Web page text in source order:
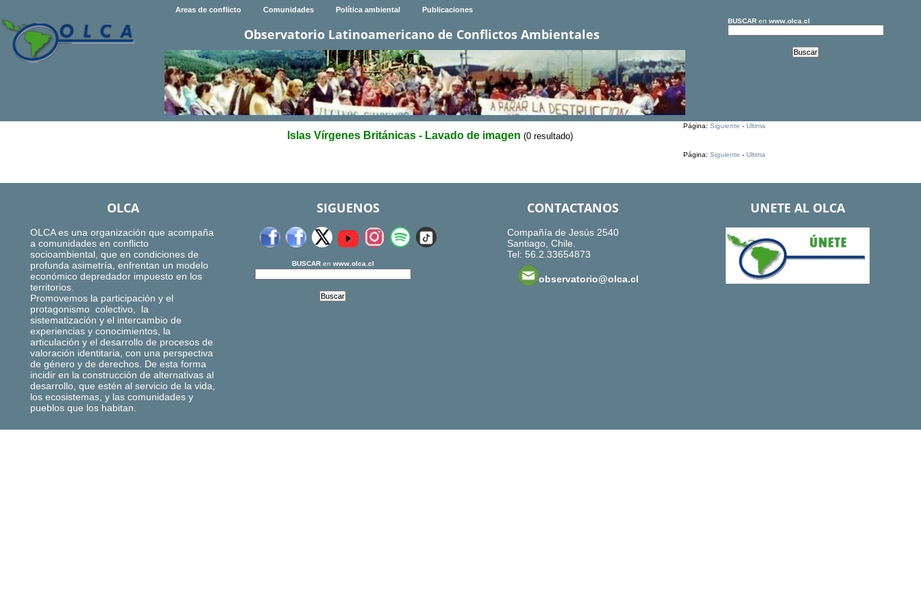
Areas de conflicto Comunidades Política ambiental Publicaciones
Observatorio Latinoamericano de Conflictos Ambientales
BUSCARen www.olca.cl
Página: Siguiente - Ultima
Islas Vírgenes Británicas - Lavado de imagen (0 resultado)
Página: Siguiente - Ultima
OLCA
OLCA es una organización que acompaña
a comunidades en conflicto
socioambiental, que en condiciones de
profunda asimetría, enfrentan un modelo
económico depredador impuesto en los
territorios.
Promovemos la participación y el
protagonismo colectivo, la
sistematización y el intercambio de
experiencias y conocimientos, la
articulación y el desarrollo de procesos de
valoración identitaria, con una perspectiva
de género y de derechos. De esta forma
incidir en la construcción de alternativas al
desarrollo, que estén al servicio de la vida,
los ecosistemas, y las comunidades y
pueblos que los habitan.
SIGUENOS
BUSCARen www.olca.cl
CONTACTANOS
Compañía de Jesús 2540
Santiago, Chile.
Tel: 56.2.33654873
observatorio@olca.cl
UNETE AL OLCA